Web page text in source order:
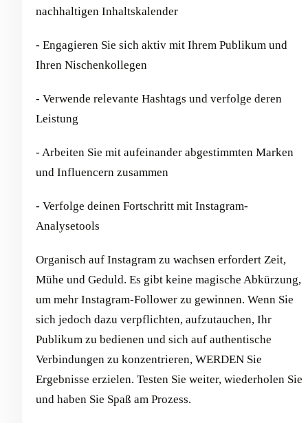
nachhaltigen Inhaltskalender
- Engagieren Sie sich aktiv mit Ihrem Publikum und
Ihren Nischenkollegen
- Verwende relevante Hashtags und verfolge deren
Leistung
- Arbeiten Sie mit aufeinander abgestimmten Marken
und Influencern zusammen
- Verfolge deinen Fortschritt mit Instagram-
Analysetools
Organisch auf Instagram zu wachsen erfordert Zeit,
Mühe und Geduld. Es gibt keine magische Abkürzung,
um mehr Instagram-Follower zu gewinnen. Wenn Sie
sich jedoch dazu verpflichten, aufzutauchen, Ihr
Publikum zu bedienen und sich auf authentische
Verbindungen zu konzentrieren, WERDEN Sie
Ergebnisse erzielen. Testen Sie weiter, wiederholen Sie
und haben Sie Spaß am Prozess.